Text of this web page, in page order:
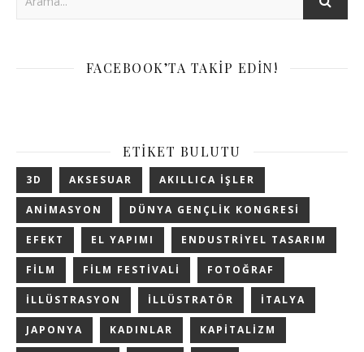
FACEBOOK’TA TAKIP EDIN!
ETIKET BULUTU
3D AKSESUAR AKILLICA IŞLER
ANIMASYON DÜNYA GENÇLIK KONGRESI
EFEKT EL YAPIMI ENDUSTRIYEL TASARIM
FILM FILM FESTIVALI FOTOĞRAF
ILLÜSTRASYON ILLÜSTRATÖR ITALYA
JAPONYA KADINLAR KAPITALIZM